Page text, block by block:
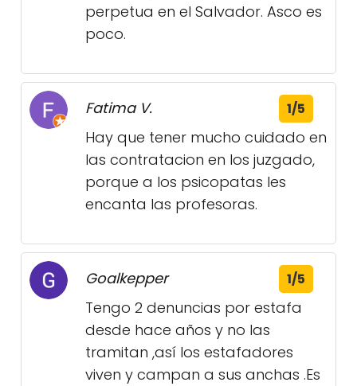
perpetua en el Salvador. Asco es
poco.
Fatima V. 1/5
Hay que tener mucho cuidado en
las contratacion en los juzgado,
porque a los psicopatas les
encanta las profesoras.
Goalkepper 1/5
Tengo 2 denuncias por estafa
desde hace años y no las
tramitan ,así los estafadores
viven y campan a sus anchas .Es